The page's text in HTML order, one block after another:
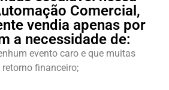
Comercial,
vendia apenas por
a necessidade de:
evento caro e que muitas
financeiro;